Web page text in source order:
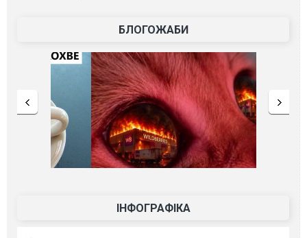
БЛОГОЖАБИ
ІНФОГРАФІКА